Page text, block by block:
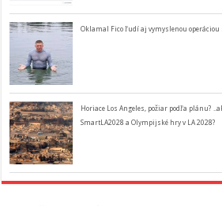
Oklamal Fico ľudí aj vymyslenou
Horiace Los Angeles, požiar podľa plánu?
SmartLA2028 a Olympijské hry v LA 2028?